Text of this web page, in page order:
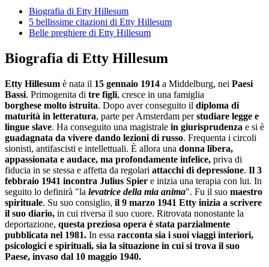
Biografia di Etty Hillesum
5 bellissime citazioni di Etty Hillesum
Belle preghiere di Etty Hillesum
Biografia di Etty Hillesum
Etty Hillesum è nata il 15 gennaio 1914 a Middelburg, nei Paesi
Bassi. Primogenita di tre figli, cresce in una famiglia
borghese molto istruita. Dopo aver conseguito il diploma di
maturità in letteratura, parte per Amsterdam perstudiare legge e
lingue slave. Ha conseguito una magistrale in giurisprudenza e si è
guadagnata da vivere dando lezioni di russo. Frequenta i circoli
sionisti, antifascisti e intellettuali. È allora una donna libera,
appassionata e audace, ma profondamente infelice, priva di
fiducia in se stessa e affetta da regolari attacchi di depressione. Il 3
febbraio 1941 incontra Julius Spier e inizia una terapia con lui. In
seguito lo definirà "la levatrice della mia anima". Fu il suo maestro
spirituale. Su suo consiglio, il 9 marzo 1941 Etty inizia a scrivere
il suo diario, in cui riversa il suo cuore. Ritrovata nonostante la
deportazione, questa preziosa opera è stata parzialmente
pubblicata nel 1981. In essa racconta sia i suoi viaggi interiori,
psicologici e spirituali, sia la situazione in cui si trova il suo
Paese, invaso dal 10 maggio 1940.